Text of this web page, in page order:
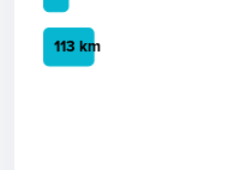
giornalieri con potenza